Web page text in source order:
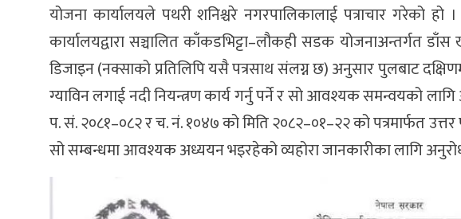
योजना कार्यालयले पथरी शनिश्चरे नगरपालिकालाई पत्राचार गरेको
कार्यालयद्वारा सञ्चालित काँकडभिट्टा–लौकही सडक योजनाअन्तर्गत
डिजाइन (नक्साको प्रतिलिपि यसै पत्रसाथ संलग्न छ) अनुसार पुलबाट
ग्याविन लगाई नदी नियन्त्रण कार्य गर्नु पर्ने र सो आवश्यक समन्वयको
प. सं. २०८१–०८२ र च. नं. १०४७ को मिति २०८२–०१–२२ को पत्रमार्फत
सो सम्बन्धमा आवश्यक अध्ययन भइरहेको व्यहोरा जानकारीका लागि